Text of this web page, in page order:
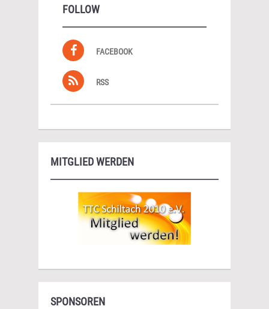
FOLLOW
FACEBOOK
RSS
MITGLIED WERDEN
SPONSOREN